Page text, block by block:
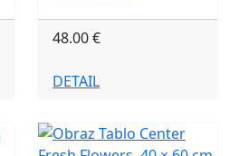
48.00 €
DETAIL